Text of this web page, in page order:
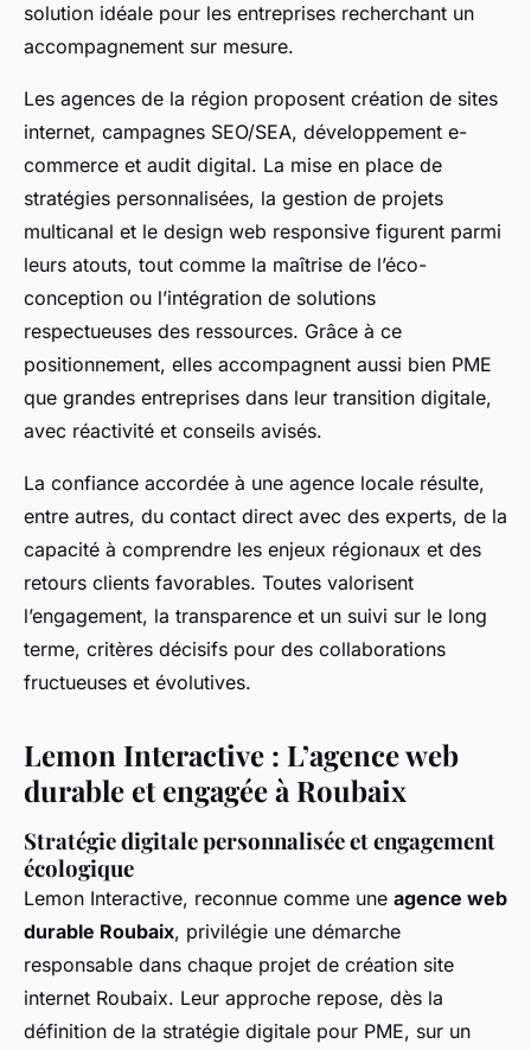
solution idéale pour les entreprises recherchant un
accompagnement sur mesure.
Les agences de la région proposent création de sites
internet, campagnes SEO/SEA, développement e-
commerce et audit digital. La mise en place de
stratégies personnalisées, la gestion de projets
multicanal et le design web responsive figurent parmi
leurs atouts, tout comme la maîtrise de l’éco-
conception ou l’intégration de solutions
respectueuses des ressources. Grâce à ce
positionnement, elles accompagnent aussi bien PME
que grandes entreprises dans leur transition digitale,
avec réactivité et conseils avisés.
La confiance accordée à une agence locale résulte,
entre autres, du contact direct avec des experts, de la
capacité à comprendre les enjeux régionaux et des
retours clients favorables. Toutes valorisent
l’engagement, la transparence et un suivi sur le long
terme, critères décisifs pour des collaborations
fructueuses et évolutives.
Lemon Interactive : L’agence web
durable et engagée à Roubaix
Stratégie digitale personnalisée et engagement
écologique
Lemon Interactive, reconnue comme une agence web
durable Roubaix, privilégie une démarche
responsable dans chaque projet de création site
internet Roubaix. Leur approche repose, dès la
définition de la stratégie digitale pour PME, sur un